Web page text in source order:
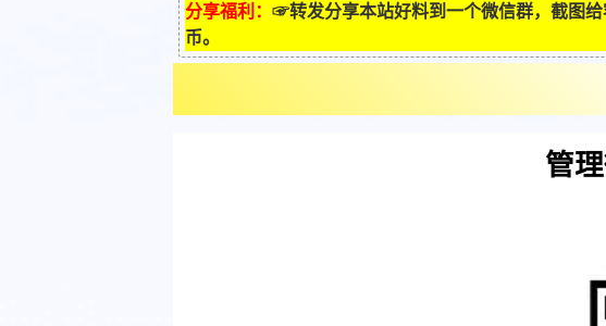
分享福利： ☞转发分享本站好料到一个微信群，截图
币。
管